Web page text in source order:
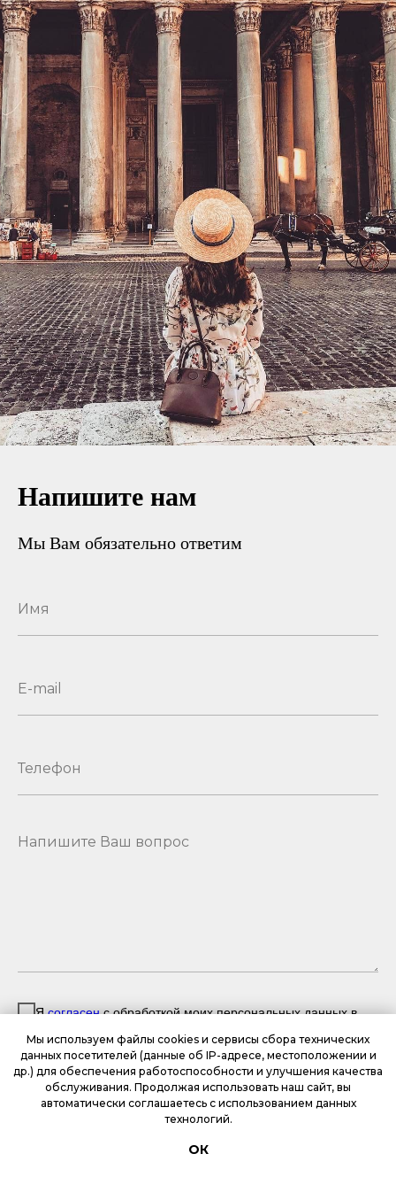
Напишите нам
Мы Вам обязательно ответим
Ясогласенс обработкой моих персональных данных в
данных
Отправить
Мы используем файлы cookies и сервисы сбора технических
данных посетителей (данные об IP-адресе, местоположении и
др.) для обеспечения работоспособности и улучшения качества
обслуживания. Продолжая использовать наш сайт, вы
автоматически соглашаетесь с использованием данных
технологий.
ОК